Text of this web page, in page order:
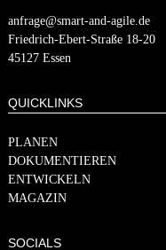
anfrage@smart-and-agile.de
​​Friedrich-Ebert-Straße 18-20
45127 Essen
QUICKLINKS
PLANEN
DOKUMENTIEREN
ENTWICKELN
MAGAZIN
SOCIALS